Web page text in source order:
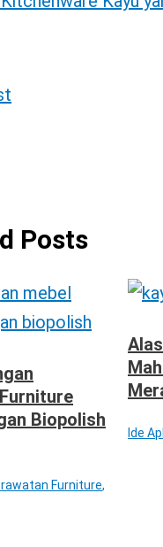
Posts
Biopolish
Furniture,
Ide